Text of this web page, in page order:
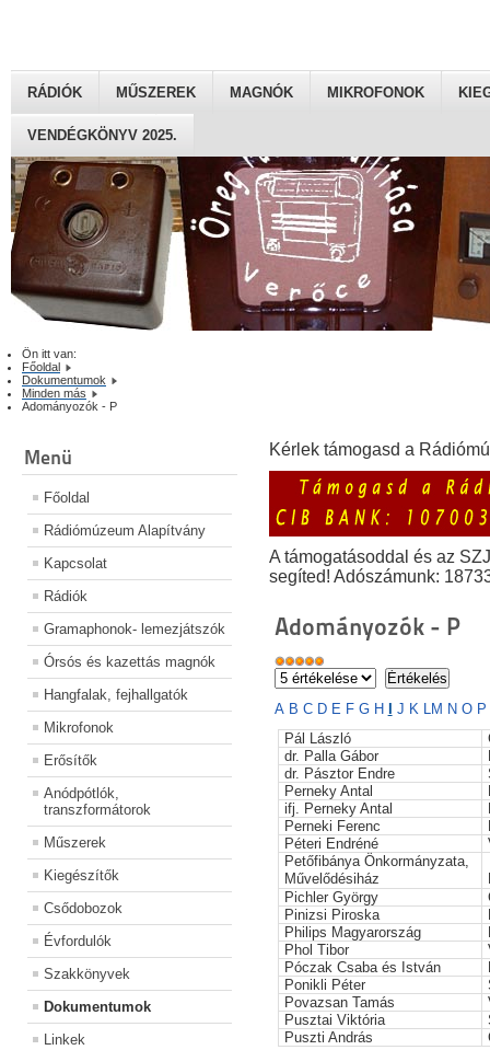
RÁDIÓK MŰSZEREK MAGNÓK MIKROFONOK
VENDÉGKÖNYV 2025.
Ön itt van:
Főoldal
Dokumentumok
Minden más
Adományozók - P
Menü
Főoldal
Rádiómúzeum Alapítvány
Kapcsolat
Rádiók
Gramaphonok- lemezjátszók
Órsós és kazettás magnók
Hangfalak, fejhallgatók
Mikrofonok
Erősítők
Anódpótlók,
transzformátorok
Műszerek
Kiegészítők
Csődobozok
Évfordulók
Szakkönyvek
Dokumentumok
Linkek
Kérlek támogasd a
A támogatásoddal és az
segíted! Adószámunk:
Adományozók - P
A B C D E F G H J K LM N O P
Pál László
dr. Palla Gábor
dr. Pásztor Endre
Perneky Antal
ifj. Perneky Antal
Perneki Ferenc
Péteri Endréné
Petőfibánya Önkormányzata,
Művelődésiház
Pichler György
Pinizsi Piroska
Philips Magyarország
Phol Tibor
Póczak Csaba és István
Ponikli Péter
Povazsan Tamás
Pusztai Viktória
Puszti András